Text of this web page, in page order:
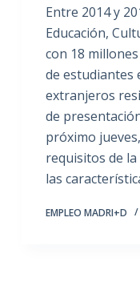
Entre 2014 y
Educación,
con 18
de estudiantes
extranjeros
de
próximo
requisitos de
las
EMPLEO MADRI+D